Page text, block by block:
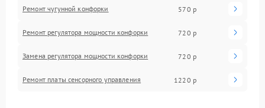
Ремонт чугунной конфорки 570 р
Ремонт регулятора мощности конфорки 720 р
Замена регулятора мощности конфорки 720 р
Ремонт платы сенсорного управления 1220 р